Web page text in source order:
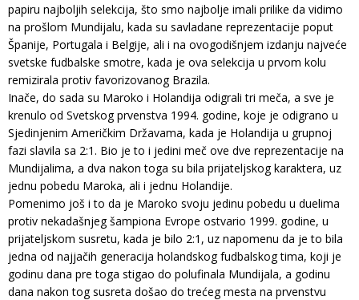
papiru najboljih selekcija, što smo najbolje imali prilike da vidimo
na prošlom Mundijalu, kada su savladane reprezentacije poput
Španije, Portugala i Belgije, ali i na ovogodišnjem izdanju najveće
svetske fudbalske smotre, kada je ova selekcija u prvom kolu
remizirala protiv favorizovanog Brazila.
Inače, do sada su Maroko i Holandija odigrali tri meča, a sve je
krenulo od Svetskog prvenstva 1994. godine, koje je odigrano u
Sjedinjenim Američkim Državama, kada je Holandija u grupnoj
fazi slavila sa 2:1. Bio je to i jedini meč ove dve reprezentacije na
Mundijalima, a dva nakon toga su bila prijateljskog karaktera, uz
jednu pobedu Maroka, ali i jednu Holandije.
Pomenimo još i to da je Maroko svoju jedinu pobedu u duelima
protiv nekadašnjeg šampiona Evrope ostvario 1999. godine, u
prijateljskom susretu, kada je bilo 2:1, uz napomenu da je to bila
jedna od najjačih generacija holandskog fudbalskog tima, koji je
godinu dana pre toga stigao do polufinala Mundijala, a godinu
dana nakon tog susreta došao do trećeg mesta na prvenstvu